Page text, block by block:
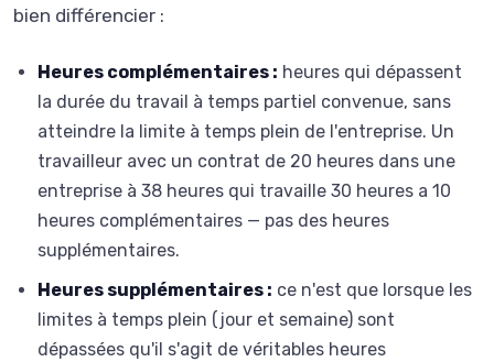
bien différencier :
Heures complémentaires : heures qui dépassent
la durée du travail à temps partiel convenue, sans
atteindre la limite à temps plein de l'entreprise. Un
travailleur avec un contrat de 20 heures dans une
entreprise à 38 heures qui travaille 30 heures a 10
heures complémentaires — pas des heures
supplémentaires.
Heures supplémentaires : ce n'est que lorsque les
limites à temps plein (jour et semaine) sont
dépassées qu'il s'agit de véritables heures